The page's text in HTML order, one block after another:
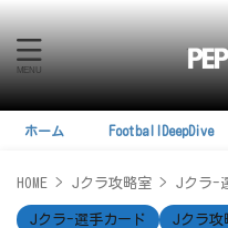
ホーム FootballDeepDive
HOME > Jクラ攻略室 > Jクラ-
Jクラ-選手カード Jクラ攻